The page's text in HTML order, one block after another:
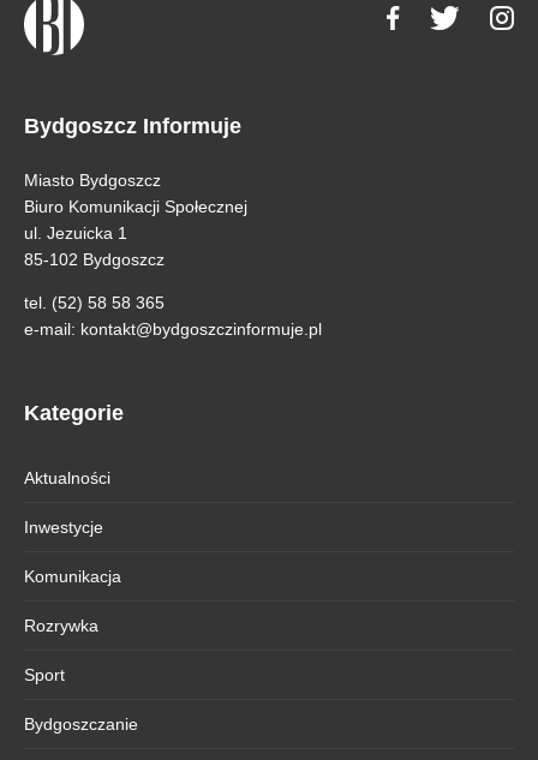
Bydgoszcz Informuje
Miasto Bydgoszcz
Biuro Komunikacji Społecznej
ul. Jezuicka 1
85-102 Bydgoszcz
tel. (52) 58 58 365
e-mail: kontakt@bydgoszczinformuje.pl
Kategorie
Aktualności
Inwestycje
Komunikacja
Rozrywka
Sport
Bydgoszczanie